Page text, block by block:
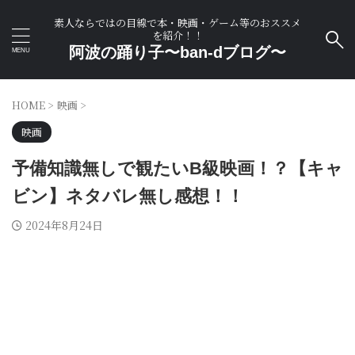
素人ならではの目線で本・映画・ゲーム等のおススメ
を紹介！！
阿波の踊り子〜ban-dブログ〜
HOME > 映画 >
映画
予備知識無しで観たいB級映画！？【キャ
ビン】ネタバレ無し感想！！
2024年8月24日